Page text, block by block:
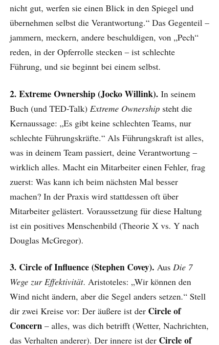
nicht gut, werfen sie einen Blick in den Spiegel und
übernehmen selbst die Verantwortung.“ Das Gegenteil –
jammern, meckern, andere beschuldigen, von „Pech“
reden, in der Opferrolle stecken – ist schlechte
Führung, und sie beginnt bei einem selbst.
2. Extreme Ownership (Jocko Willink). In seinem
Buch (und TED-Talk) Extreme Ownership steht die
Kernaussage: „Es gibt keine schlechten Teams, nur
schlechte Führungskräfte.“ Als Führungskraft ist alles,
was in deinem Team passiert, deine Verantwortung –
wirklich alles. Macht ein Mitarbeiter einen Fehler, frag
zuerst: Was kann ich beim nächsten Mal besser
machen? In der Praxis wird stattdessen oft über
Mitarbeiter gelästert. Voraussetzung für diese Haltung
ist ein positives Menschenbild (Theorie X vs. Y nach
Douglas McGregor).
3. Circle of Influence (Stephen Covey). Aus Die 7
Wege zur Effektivität. Aristoteles: „Wir können den
Wind nicht ändern, aber die Segel anders setzen.“ Stell
dir zwei Kreise vor: Der äußere ist der Circle of
Concern – alles, was dich betrifft (Wetter, Nachrichten,
das Verhalten anderer). Der innere ist der Circle of